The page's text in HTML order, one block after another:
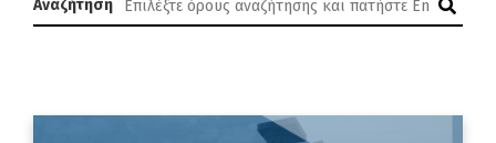
Αναζήτηση